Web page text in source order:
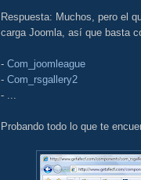
Respuesta: Muchos, pero el
carga Joomla, así que basta
- Com_joomleague
- Com_rsgallery2
- ...
Probando todo lo que te